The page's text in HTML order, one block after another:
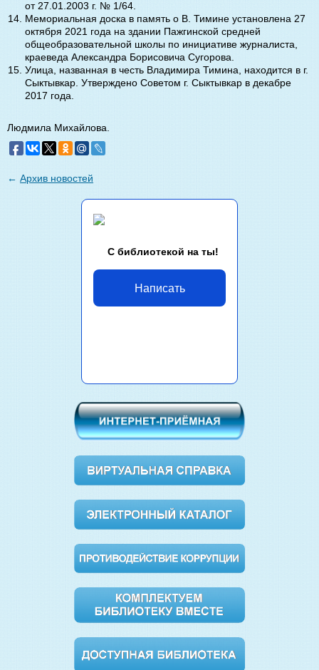
от 27.01.2003 г. № 1/64.
Мемориальная доска в память о В. Тимине установлена 27
октября 2021 года на здании Пажгинской средней
общеобразовательной школы по инициативе журналиста,
краеведа Александра Борисовича Сугорова.
Улица, названная в честь Владимира Тимина, находится в г.
Сыктывкар. Утверждено Советом г. Сыктывкар в декабре
2017 года.
Людмила Михайлова.
← Архив новостей
С библиотекой на ты!
Написать